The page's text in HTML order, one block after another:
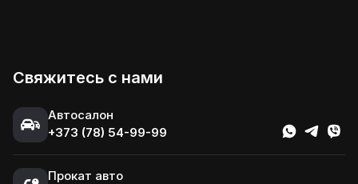
Свяжитесь с нами
Автосалон
+373 (78) 54-99-99
Прокат авто